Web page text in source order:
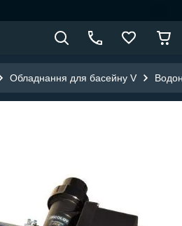
Обладнання для басейну V